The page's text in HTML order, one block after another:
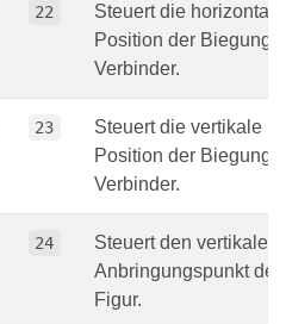
22
Steuert die horizontale
Position der Biegung
Verbinder.
23
Steuert die vertikale
Position der Biegung
Verbinder.
24
Steuert den vertikalen
Anbringungspunkt der
Figur.